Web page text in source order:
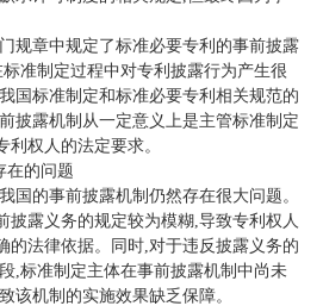
规章中规定了标准必要专利的事前披露
准制定过程中对专利披露行为产生很
国标准制定和标准必要专利相关规范的
披露机制从一定意义上是主管标准制定
权人的法定要求。
在的问题
国的事前披露机制仍然存在很大问题。
披露义务的规定较为模糊,导致专利权人
的法律依据。同时,对于违反披露义务的
,标准制定主体在事前披露机制中尚未
该机制的实施效果缺乏保障。